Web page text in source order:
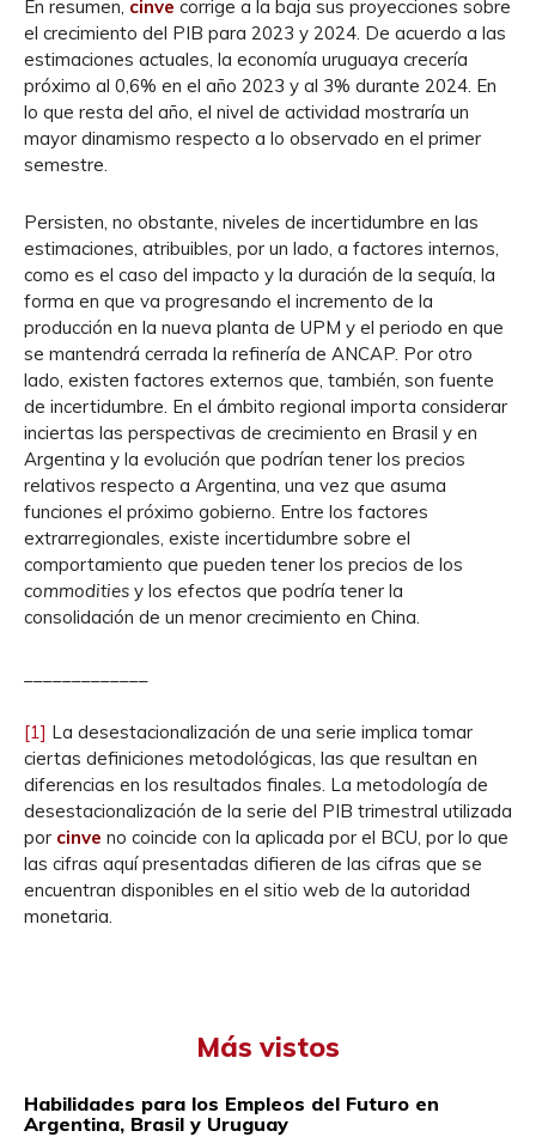
En resumen, cinve corrige a la baja sus proyecciones sobre
el crecimiento del PIB para 2023 y 2024. De acuerdo a las
estimaciones actuales, la economía uruguaya crecería
próximo al 0,6% en el año 2023 y al 3% durante 2024. En
lo que resta del año, el nivel de actividad mostraría un
mayor dinamismo respecto a lo observado en el primer
semestre.
Persisten, no obstante, niveles de incertidumbre en las
estimaciones, atribuibles, por un lado, a factores internos,
como es el caso del impacto y la duración de la sequía, la
forma en que va progresando el incremento de la
producción en la nueva planta de UPM y el periodo en que
se mantendrá cerrada la refinería de ANCAP. Por otro
lado, existen factores externos que, también, son fuente
de incertidumbre. En el ámbito regional importa considerar
inciertas las perspectivas de crecimiento en Brasil y en
Argentina y la evolución que podrían tener los precios
relativos respecto a Argentina, una vez que asuma
funciones el próximo gobierno. Entre los factores
extrarregionales, existe incertidumbre sobre el
comportamiento que pueden tener los precios de los
commodities y los efectos que podría tener la
consolidación de un menor crecimiento en China.
[1] La desestacionalización de una serie implica tomar
ciertas definiciones metodológicas, las que resultan en
diferencias en los resultados finales. La metodología de
desestacionalización de la serie del PIB trimestral utilizada
por cinve no coincide con la aplicada por el BCU, por lo que
las cifras aquí presentadas difieren de las cifras que se
encuentran disponibles en el sitio web de la autoridad
monetaria.
Más vistos
Habilidades para los Empleos del Futuro en
Argentina, Brasil y Uruguay